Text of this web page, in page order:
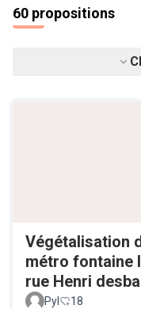
60 propositions
Végétalisation
métro fontaine
rue Henri
Pyl 18